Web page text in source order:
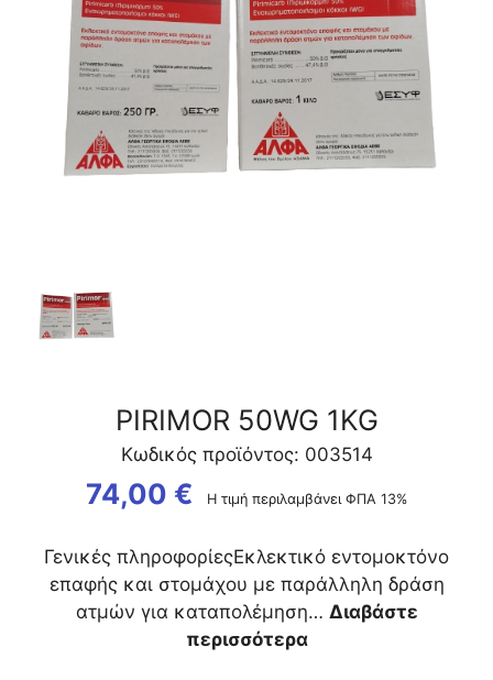
PIRIMOR 50WG 1KG
Κωδικός προϊόντος: 003514
74,00 € Η τιμή περιλαμβάνει ΦΠΑ 13%
Γενικές πληροφορίεςΕκλεκτικό εντομοκτόνο
επαφής και στομάχου με παράλληλη δράση
ατμών για καταπολέμηση… Διαβάστε
περισσότερα